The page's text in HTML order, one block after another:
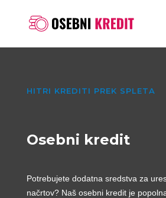
HITRI KREDITI PREK SPLETA
Osebni kredit
Potrebujete dodatna sredstva za
načrtov? Naš osebni kredit je